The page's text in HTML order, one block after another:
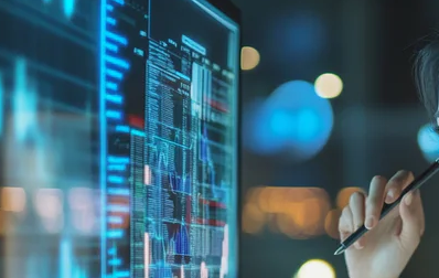
健康 书影音